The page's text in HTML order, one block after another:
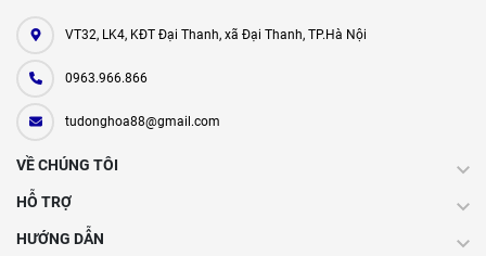
VT32, LK4, KĐT Đại Thanh, xã Đại Thanh, TP.Hà Nội
0963.966.866
tudonghoa88@gmail.com
VỀ CHÚNG TÔI
HỖ TRỢ
HƯỚNG DẪN